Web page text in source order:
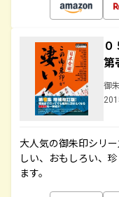
第
御
大人気の御朱印シリ
しい、おもしろい、
ます。